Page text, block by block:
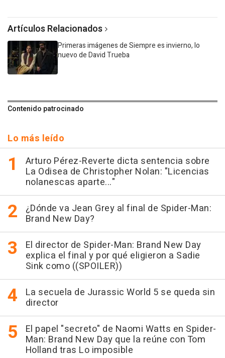
Artículos Relacionados
Primeras imágenes de Siempre es invierno, lo
nuevo de David Trueba
Contenido patrocinado
Lo más leído
Arturo Pérez-Reverte dicta sentencia sobre
La Odisea de Christopher Nolan: "Licencias
nolanescas aparte..."
¿Dónde va Jean Grey al final de Spider-Man:
Brand New Day?
El director de Spider-Man: Brand New Day
explica el final y por qué eligieron a Sadie
Sink como ((SPOILER))
La secuela de Jurassic World 5 se queda sin
director
El papel "secreto" de Naomi Watts en Spider-
Man: Brand New Day que la reúne con Tom
Holland tras Lo imposible